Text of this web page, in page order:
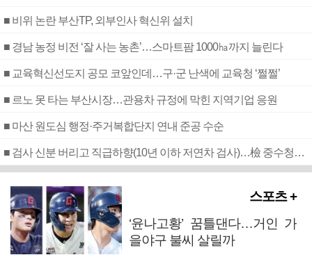
■ 비위 논란 부산TP, 외부인사 혁신위 설치
■ 경남 농정 비전 ‘잘 사는 농촌’…스마트팜 1000㏊까지 늘린다
■ 교육혁신선도지 공모 코앞인데…구·군 난색에 교육청 ‘쩔쩔’
■ 르노 못 타는 부산시장…관용차 규정에 막힌 지역기업 응원
■ 마산 원도심 행정·주거복합단지 연내 준공 수순
■ 검사 신분 버리고 직급하향(10년 이하 저연차 검사)…檢 중수청행 기피
스포츠 +
‘윤나고황’ 꿈틀댄다…거인 가
을야구 불씨 살릴까